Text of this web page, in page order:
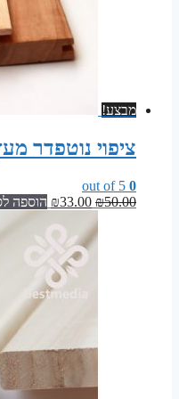
מבצע!
ציפוי נוטפדר
0
₪50.00
המחיר
היה:
₪50.00.
₪33.00
המחיר
הוספה